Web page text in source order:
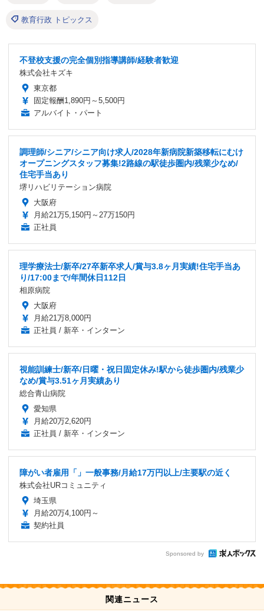
教育行政 トピックス
不登校支援の完全個別指導講師/経験者歓迎
株式会社キズキ
東京都
固定報酬1,890円～5,500円
アルバイト・パート
調理師/シニア/シニア向け求人/2028年新病院新築移転にむけ
オープニングスタッフ募集!2路線の駅徒歩圏内/残業少なめ/
住宅手当あり
堺リハビリテーション病院
大阪府
月給21万5,150円～27万150円
正社員
理学療法士/新卒/27卒新卒求人/賞与3.8ヶ月実績!住宅手当あ
り/17:00まで/年間休日112日
相原病院
大阪府
月給21万8,000円
正社員 / 新卒・インターン
視能訓練士/新卒/日曜・祝日固定休み!駅から徒歩圏内/残業少
なめ/賞与3.51ヶ月実績あり
総合青山病院
愛知県
月給20万2,620円
正社員 / 新卒・インターン
障がい者雇用「」一般事務/月給17万円以上/主要駅の近く
株式会社URコミュニティ
埼玉県
月給20万4,100円～
契約社員
Sponsored by
関連ニュース